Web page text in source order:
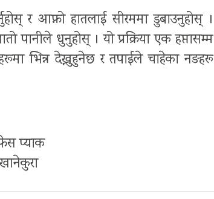
र आफ्नो हातलाई सीरममा डुबाउनुहोस् ।
धुनुहोस् । यो प्रक्रिया एक हप्तासम्म
भिन्न देख्नुहुनेछ र तपाईले चाहेका नङहरू
प्याक